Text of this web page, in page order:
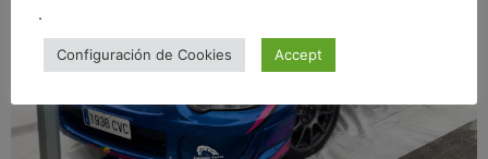
.
Configuración de Cookies Accept